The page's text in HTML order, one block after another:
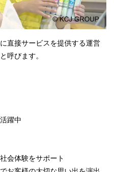
直接サービスを提供する運営
呼びます。
躍中
会体験をサポート